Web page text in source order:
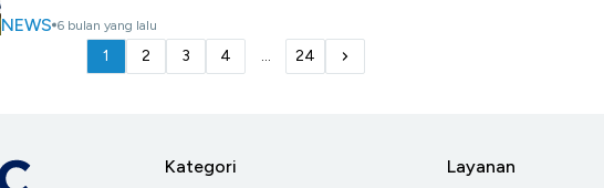
NEWS 6 bulan yang lalu
1 2 3 4 ... 24
Kategori Layanan